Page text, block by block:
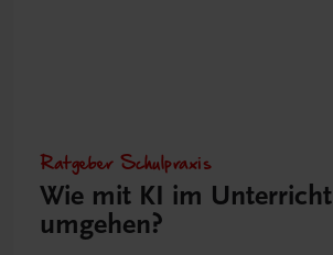
Ratgeber Schulpraxis
Wie mit KI im Unterricht
umgehen?